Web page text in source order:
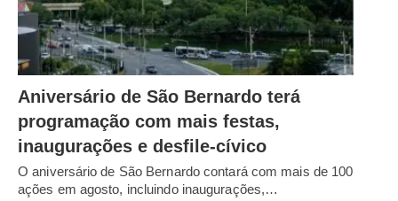
Aniversário de São Bernardo terá
programação com mais festas,
inaugurações e desfile-cívico
O aniversário de São Bernardo contará com mais de 100
ações em agosto, incluindo inaugurações,…